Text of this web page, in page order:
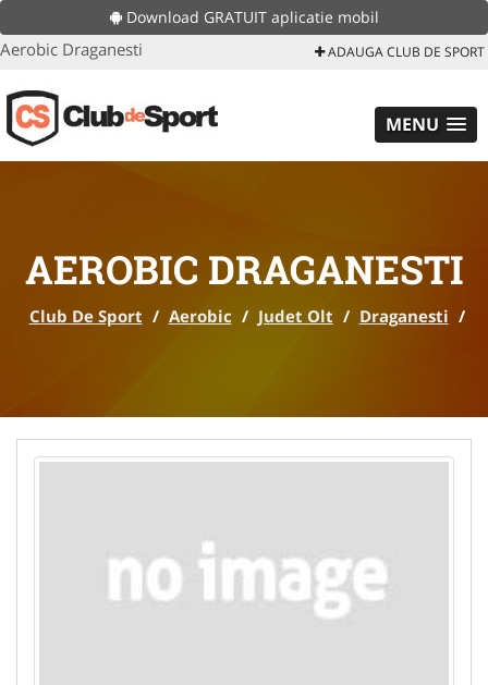
Download GRATUIT aplicatie mobil
Aerobic Draganesti ADAUGA CLUB DE SPORT
MENU
AEROBIC DRAGANESTI
Club De Sport / Aerobic / Judet Olt / Draganesti /